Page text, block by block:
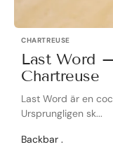
CHARTREUSE
Last Word
Chartreuse
Last Word är en
Ursprungligen sk...
Backbar .